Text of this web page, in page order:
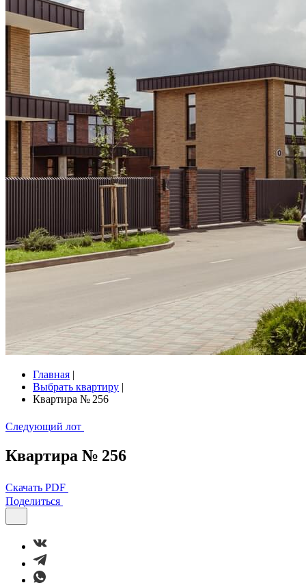
Главная |
Выбрать квартиру |
Квартира № 256
Следующий лот
Квартира № 256
Скачать PDF
Поделиться